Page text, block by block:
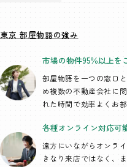
東京 部屋物語の強み
市場の物件95％以上を
部屋物語を一つの窓口
め複数の不動産会社に
れた時間で効率よくお
各種オンライン対応可
遠方にいながらオンラ
きなり来店ではなく、